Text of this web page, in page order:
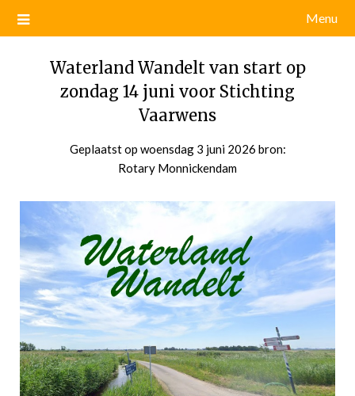
Menu
Waterland Wandelt van start op
zondag 14 juni voor Stichting
Vaarwens
Geplaatst op woensdag 3 juni 2026 door
bron:
Rotary Monnickendam